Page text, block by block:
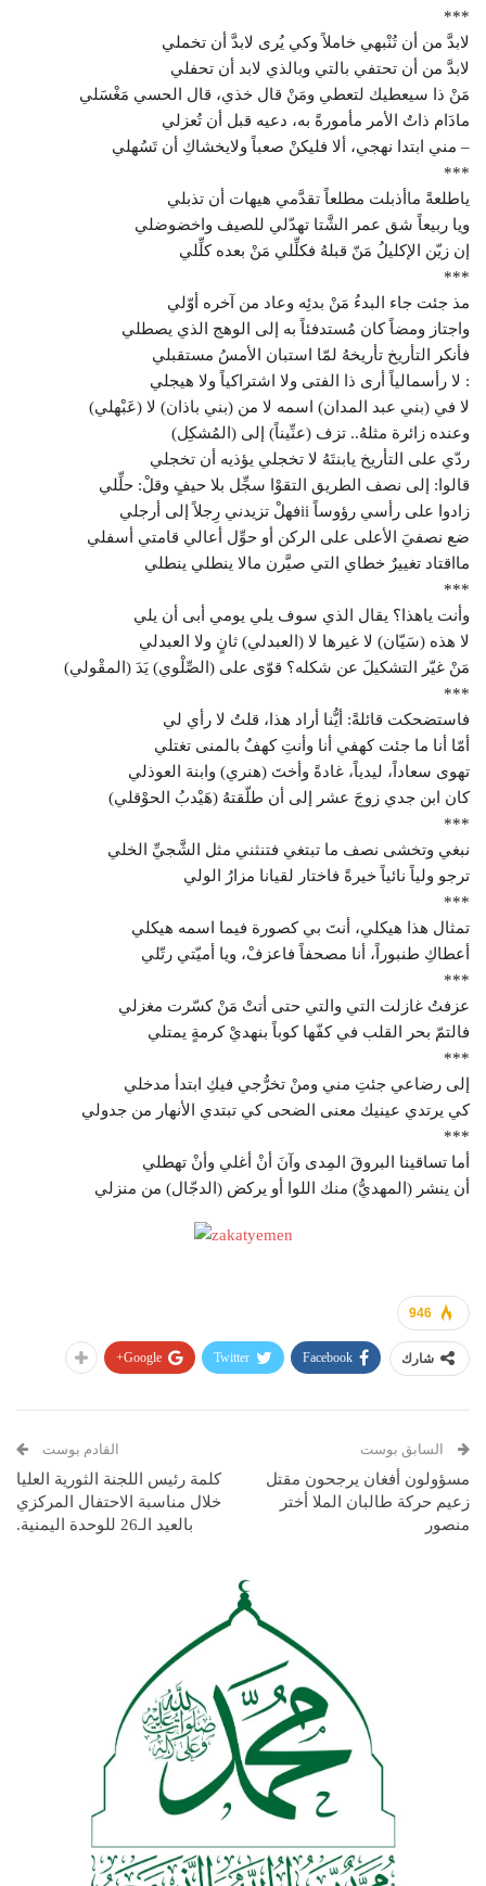
***
لابدَّ من أن تُنْبهي خاملاً وكي يُرى لابدَّ أن تخملي
لابدَّ من أن تحتفي بالتي وبالذي لابد أن تحفلي
مَنْ ذا سيعطيك لتعطي ومَنْ قال خذي، قال الحسي مَغْسَلي
مادَام ذاتُ الأمر مأمورةً به، دعيه قبل أن تُعزلي
– مني ابتدا نهجي، ألا فليكنْ صعباً ولايخشاكِ أن تَسُهلي
***
ياطلعةً ماأذبلت مطلعاً تقدَّمي هيهات أن تذبلي
ويا ربيعاً شق عمر الشَّتا تهدّلي للصيف واخضوضلي
إن زيّن الإكليلُ مَنّ قبلهُ فكلِّلي مَنْ بعده كلِّلي
***
مذ جئت جاء البدءُ مَنْ بدئِه وعاد من آخره أوّلي
واجتاز ومضاً كان مُستدفئاً به إلى الوهج الذي يصطلي
فأنكر التأريخ تأريخهُ لمّا استبان الأمسُ مستقبلي
: لا رأسمالياً أرى ذا الفتى ولا اشتراكياً ولا هيجلي
لا في (بني عبد المدان) اسمه لا من (بني باذان) لا (عَبْهلي)
وعنده زائرة مثلهُ.. تزف (عنِّيناً) إلى (المُشكِل)
ردّي على التأريخ يابنتَهُ لا تخجلي يؤذيه أن تخجلي
قالوا: إلى نصف الطريق التقوْا سجِّل بلا حيفٍ وقلْ: حلِّلي
زادوا على رأسي رؤوساً iiفهلْ تزيدني رِجلاً إلى أرجلي
ضع نصفيَ الأعلى على الركن أو حوِّل أعالي قامتي أسفلي
مااقتاد تغييرٌ خطاي التي صيَّرن مالا ينطلي ينطلي
***
وأنت ياهذا؟ يقال الذي سوف يلي يومي أبى أن يلي
لا هذه (سَيّان) لا غيرها لا (العبدلي) ثانٍ ولا العبدلي
مَنْ غيّر التشكيلَ عن شكله؟ قوّى على (الصِّلْوي) يَدَ (المقْولي)
***
فاستضحكت قائلةً: أيُّنا أراد هذا، قلتُ لا رأي لي
أمّا أنا ما جئت كهفي أنا وأنتِ كهفٌ بالمنى تغتلي
تهوى سعاداً، ليدياً، غادةً وأختَ (هنري) وابنة العوذلي
كان ابن جدي زوجَ عشر إلى أن طلّقتهُ (هَيْدبُ الحوْقلي)
***
نبغي وتخشى نصف ما تبتغي فتنثني مثل الشَّجيِّ الخلي
ترجو ولياً نائياً خيرةً فاختار لقيانا مزارُ الولي
***
تمثال هذا هيكلي، أنتَ بي كصورة فيما اسمه هيكلي
أعطاكِ طنبوراً، أنا مصحفاً فاعزفْ، ويا أميّتي رتّلي
***
عزفتُ غازلت التي والتي حتى أتتْ مَنْ كسّرت مغزلي
فالتمّ بحر القلب في كفّها كوباً بنهديْ كرمةٍ يمتلي
***
إلى رضاعي جئتِ مني ومنْ تخرُّجي فيكِ ابتدأ مدخلي
كي يرتدي عينيك معنى الضحى كي تبتدي الأنهار من جدولي
***
أما تساقينا البروقَ المِدى وآنَ أنْ أغلي وأنْ تهطلي
أن ينشر (المهديُّ) منك اللوا أو يركض (الدجّال) من منزلي
946
شارك Facebook
Twitter
Google+
السابق بوست
مسؤولون أفغان يرجحون مقتل
زعيم حركة طالبان الملا أختر
منصور
القادم بوست
كلمة رئيس اللجنة الثورية العليا
خلال مناسبة الاحتفال المركزي
بالعيد الـ26 للوحدة اليمنية.